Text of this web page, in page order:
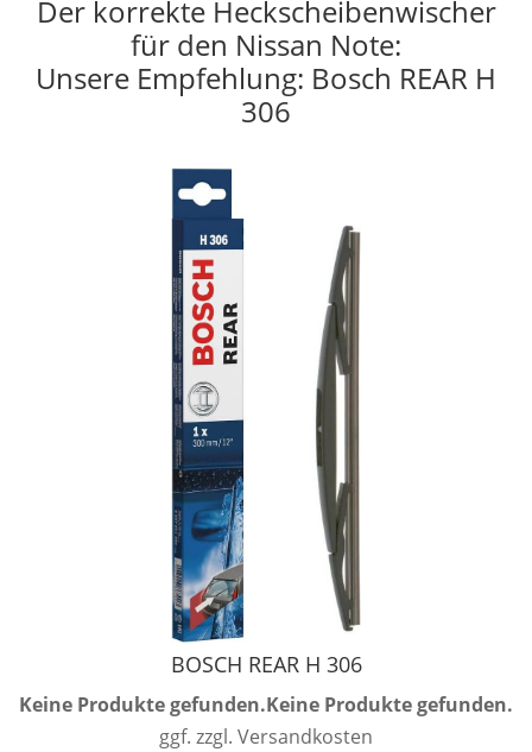
Der korrekte Heckscheibenwischer
für den Nissan Note:
Unsere Empfehlung: Bosch REAR H
306
BOSCH REAR H 306
Keine Produkte gefunden.Keine Produkte gefunden.
ggf. zzgl. Versandkosten